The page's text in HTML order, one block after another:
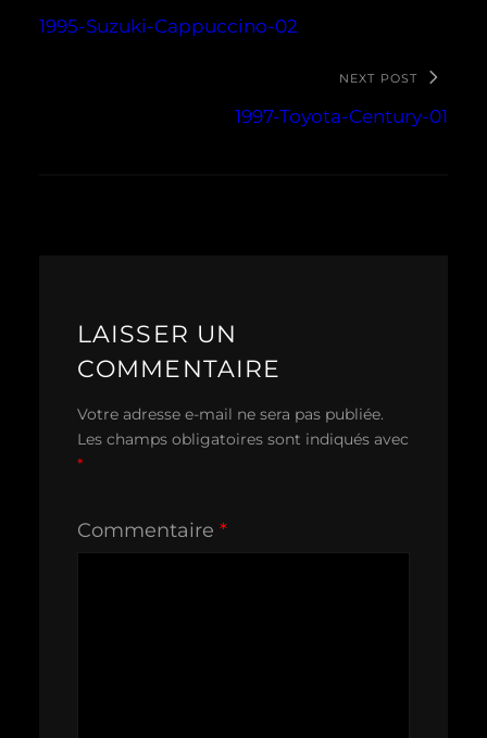
1995-Suzuki-Cappuccino-02
NEXT POST
1997-Toyota-Century-01
LAISSER UN
COMMENTAIRE
Votre adresse e-mail ne sera pas publiée.
Les champs obligatoires sont indiqués avec
*
Commentaire *